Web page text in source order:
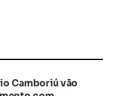
Camboriú vão